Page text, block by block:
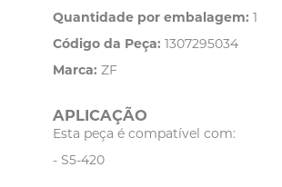
Quantidade por embalagem: 1
Código da Peça: 1307295034
Marca: ZF
APLICAÇÃO
Esta peça é compatível com:
- S5-420